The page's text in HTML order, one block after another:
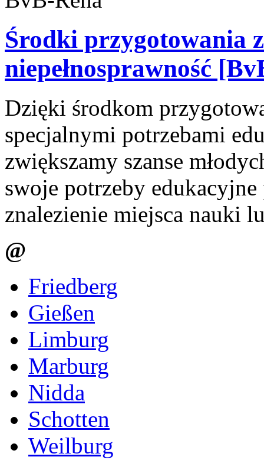
Środki przygotowania
niepełnosprawność
Dzięki środkom
specjalnymi potrzebami
zwiększamy szanse
swoje potrzeby
znalezienie miejsca nauki
@
Friedberg
Gießen
Limburg
Marburg
Nidda
Schotten
Weilburg